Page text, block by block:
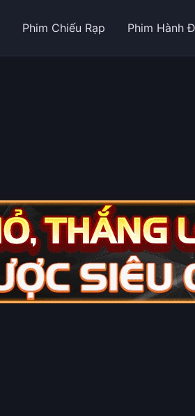
Phim Chiếu Rạp Phim Hành